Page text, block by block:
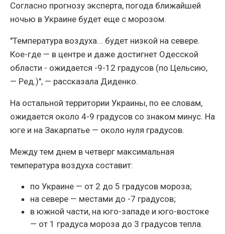
Согласно прогнозу эксперта, погода ближайшей
ночью в Украине будет еще с морозом.
"Температура воздуха... будет низкой на севере.
Кое-где — в центре и даже достигнет Одесской
области - ожидается -9-12 градусов (по Цельсию,
— Ред.)", — рассказала Диденко.
На остальной территории Украины, по ее словам,
ожидается около 4-9 градусов со знаком минус. На
юге и на Закарпатье — около нуля градусов.
Между тем днем в четверг максимальная
температура воздуха составит:
по Украине — от 2 до 5 градусов мороза;
на севере — местами до -7 градусов;
в южной части, на юго-западе и юго-востоке
— от 1 градуса мороза до 3 градусов тепла.